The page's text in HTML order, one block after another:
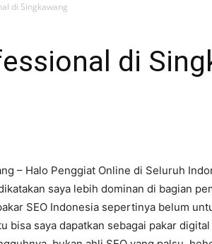
di Singkawang
di
– Halo Penggiat Online di Seluruh
saya lebih dominan di bagian
SEO Indonesia sepertinya belum
bisa saya dapatkan sebagai pakar